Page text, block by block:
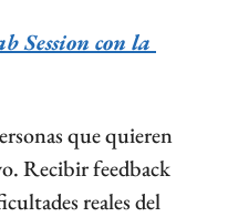
Session con la
que quieren
Recibir feedback
reales del